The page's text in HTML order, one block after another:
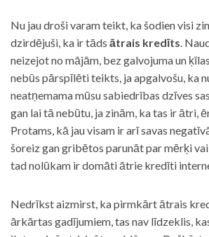
Nu jau droši varam teikt, ka šodien visi
dzirdējuši, ka ir tāds ātrais kredīts.
neizejot no mājām, bez galvojuma un
nebūs pārspīlēti teikts, ja apgalvošu, ka
neatņemama mūsu sabiedrības dzīves
gan lai tā nebūtu, ja zinām, ka tas ir ātri,
Protams, kā jau visam ir arī savas
šoreiz gan gribētos parunāt par mērķi
tad nolūkam ir domāti ātrie kredīti
Nedrīkst aizmirst, ka pirmkārt ātrais
ārkārtas gadījumiem, tas nav līdzeklis,